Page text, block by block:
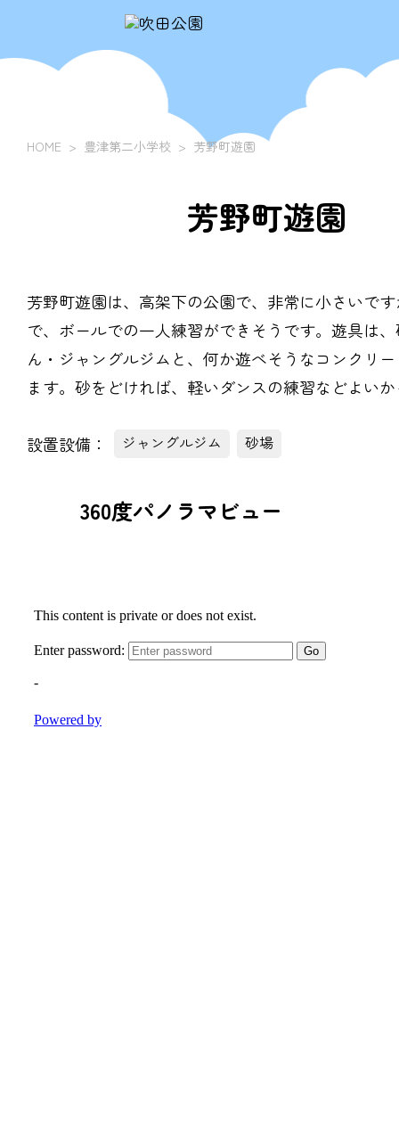
HOME 豊津第二小学校 芳野町遊園
芳野町遊園
芳野町遊園は、高架下の公園で、非常に小さいで
で、ボールでの一人練習ができそうです。遊具は
ん・ジャングルジムと、何か遊べそうなコンクリ
ます。砂をどければ、軽いダンスの練習などよい
設置設備： ジャングルジム 砂場
360度パノラマビュー